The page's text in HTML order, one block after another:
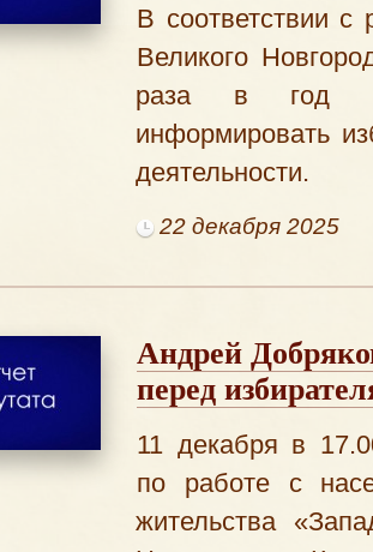
В соответствии
Великого
раза в год
информировать
деятельности.
22 декабря 2025
​Андрей
перед
11 декабря в
по работе с
жительства